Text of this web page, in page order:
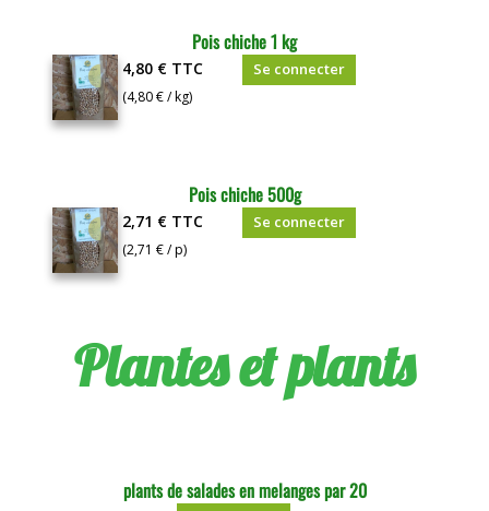
Pois chiche 1 kg
4,80 € TTC
(4,80 € / kg)
Se connecter
Pois chiche 500g
2,71 € TTC
(2,71 € / p)
Se connecter
Plantes et plants
plants de salades en melanges par 20